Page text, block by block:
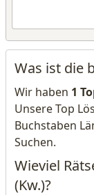
Was ist die
Wir haben 1
Unsere Top
Buchstaben
Suchen.
Wieviel
(Kw.)?